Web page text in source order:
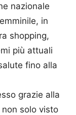
nazionale
in
shopping,
più attuali
fino alla
grazie alla
solo visto